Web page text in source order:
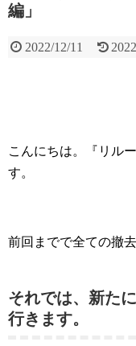
編」
2022/12/11
こんにちは。『リル
す。
前回までで全ての撤
それでは、新た
行きます。